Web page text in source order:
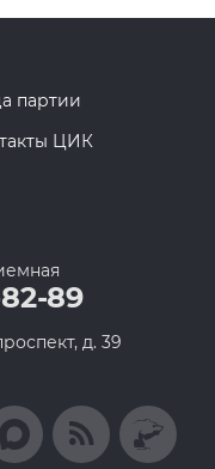
партии
ЦИК
89
д. 39